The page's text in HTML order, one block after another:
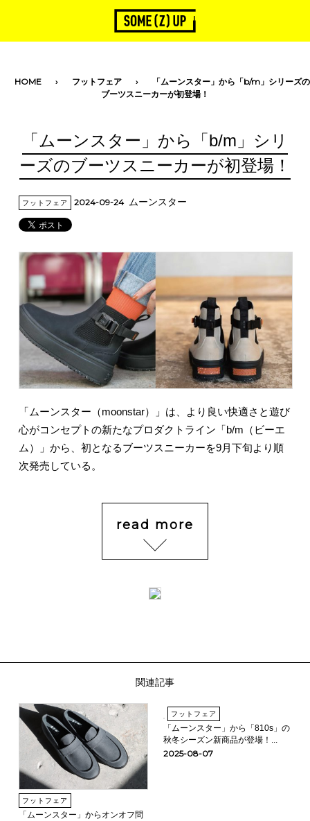
HOME フットフェア
「ムーンスター」から「b/m」シリーズの
ブーツスニーカーが初登場！
「ムーンスター」から「b/m」シリ
ーズのブーツスニーカーが初登場！
フットフェア 2024-09-24 ムーンスター
「ムーンスター（moonstar）」は、より良い快適さと遊び
心がコンセプトの新たなプロダクトライン「b/m（ビーエ
ム）」から、初となるブーツスニーカーを9月下旬より順
次発売している。
read more
関連記事
フットフェア
「ムーンスター」からオンオフ問
フットフェア
「ムーンスター」から「810s」の
秋冬シーズン新商品が登場！...
2025-08-07